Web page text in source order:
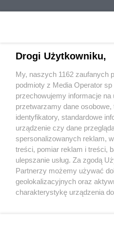
Wydawca mediówlokalnych
Nie zapomnij
zapoznać się z:
polityką prywatności
Twojemiasto
Piekary Śląskie
Chorzów
Tarnowskie Góry
Drogi Użytkowniku,
My, naszych 1162 zaufanych
podmioty z Media Operator
przechowujemy informacje na
przetwarzamy dane osobowe,
identyfikatory, standardowe
urządzenie czy dane
spersonalizowanych reklam,
treści, pomiar reklam i treści,
ulepszanie usług. Za zgodą
Partnerzy możemy używać
geolokalizacyjnych oraz
charakterystykę urządzenia